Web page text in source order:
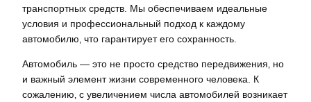
транспортных средств. Мы обеспечиваем идеальные
условия и профессиональный подход к каждому
автомобилю‚ что гарантирует его сохранность.
Автомобиль — это не просто средство передвижения‚ но
и важный элемент жизни современного человека. К
сожалению‚ с увеличением числа автомобилей возникает